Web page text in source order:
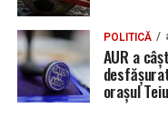
POLITICĂ
AUR a
orașul